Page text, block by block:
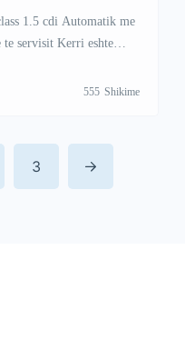
1.5 cdi Automatik me
te servisit Kerri eshte
+47 41 000 558 Vatsap
555 Shikime
3